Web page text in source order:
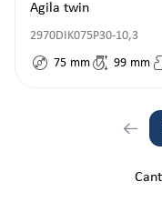
Agila twin
2970DIK075P30-10,3
75 mm 99 mm